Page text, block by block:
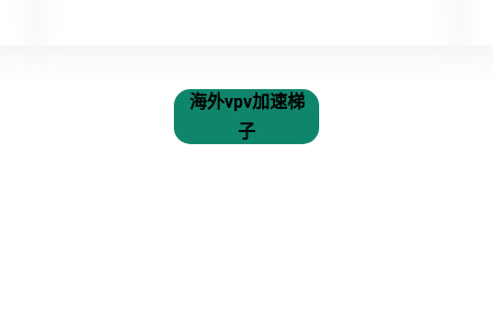
海外vpv加速梯
子